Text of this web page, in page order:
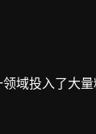
域投入了大